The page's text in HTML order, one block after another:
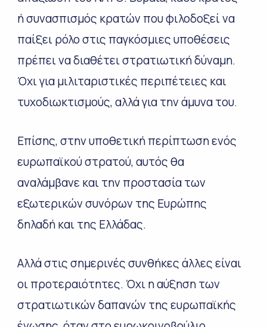
ή συνασπισμός κρατών που φιλοδοξεί να
παίξει ρόλο στις παγκόσμιες υποθέσεις
πρέπει να διαθέτει στρατιωτική δύναμη.
Όχι για μιλιταριστικές περιπέτειες και
τυχοδιωκτισμούς, αλλά για την άμυνα του.
Επίσης, στην υποθετική περίπτωση ενός
ευρωπαϊκού στρατού, αυτός θα
αναλάμβανε και την προστασία των
εξωτερικών συνόρων της Ευρώπης
δηλαδή και της Ελλάδας.
Αλλά στις σημερινές συνθήκες άλλες είναι
οι προτεραιότητες. Όχι η αύξηση των
στρατιωτικών δαπανών της ευρωπαϊκής